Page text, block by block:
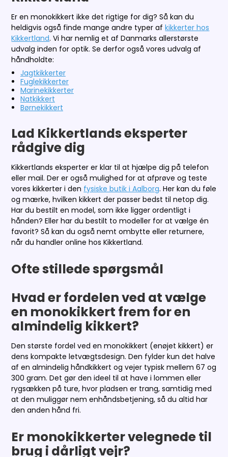
Er en monokikkert ikke det rigtige for dig? Så kan du
heldigvis også finde mange andre typer afkikkerter hos
Kikkertland. Vi har nemlig et af Danmarks allerstørste
udvalg inden for optik. Se derfor også vores udvalg af
håndholdte:
Jagtkikkerter
Fuglekikkerter
Marinekikkerter
Natkikkert
Børnekikkert
Lad Kikkertlands eksperter
rådgive dig
Kikkertlands eksperter er klar til at hjælpe dig på telefon
eller mail. Der er også mulighed for at afprøve og teste
vores kikkerter i den fysiske butik i Aalborg. Her kan du føle
og mærke, hvilken kikkert der passer bedst til netop dig.
Har du bestilt en model, som ikke ligger ordentligt i
hånden? Eller har du bestilt to modeller for at vælge én
favorit? Så kan du også nemt ombytte eller returnere,
når du handler online hos Kikkertland.
Ofte stillede spørgsmål
Hvad er fordelen ved at vælge
en monokikkert frem for en
almindelig kikkert?
Den største fordel ved en monokikkert (enøjet kikkert) er
dens kompakte letvægtsdesign. Den fylder kun det halve
af en almindelig håndkikkert og vejer typisk mellem 67 og
300 gram. Det gør den ideel til at have i lommen eller
rygsækken på ture, hvor pladsen er trang, samtidig med
at den muliggør nem enhåndsbetjening, så du altid har
den anden hånd fri.
Er monokikkerter velegnede til
brug i dårligt vejr?